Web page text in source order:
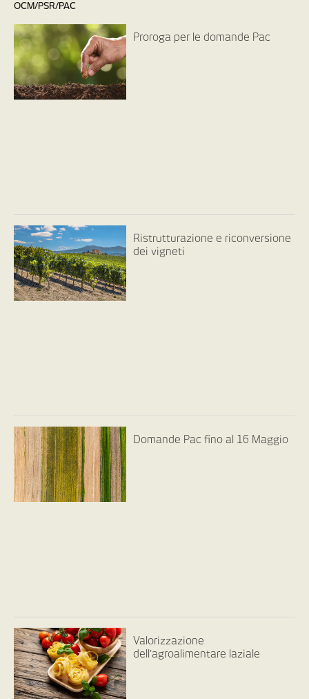
OCM/PSR/PAC
Proroga per le domande Pac
Ristrutturazione e riconversione
dei vigneti
Domande Pac fino al 16 Maggio
Valorizzazione
dell’agroalimentare laziale